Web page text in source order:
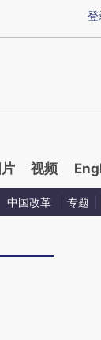
而成，可能与原
登
片 视频
中国改革 专题